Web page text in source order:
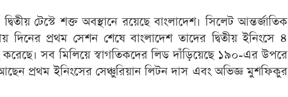
টেস্টে শক্ত অবস্থানে রয়েছে বাংলাদেশ। সিলেট আন্তর্জাতিক
দিনের প্রথম সেশন শেষে বাংলাদেশ তাদের দ্বিতীয় ইনিংসে ৪
সব মিলিয়ে স্বাগতিকদের লিড দাঁড়িয়েছে ১৯০-এর উপরে
প্রথম ইনিংসের সেঞ্চুরিয়ান লিটন দাস এবং অভিজ্ঞ মুশফিকুর